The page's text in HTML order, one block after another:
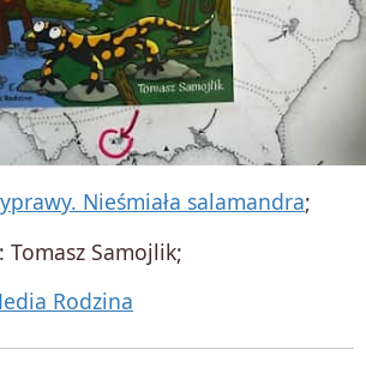
Nieśmiała salamandra;
Tomasz Samojlik;
Rodzina